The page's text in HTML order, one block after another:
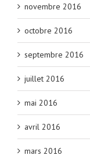
novembre 2016
octobre 2016
septembre 2016
juillet 2016
mai 2016
avril 2016
mars 2016